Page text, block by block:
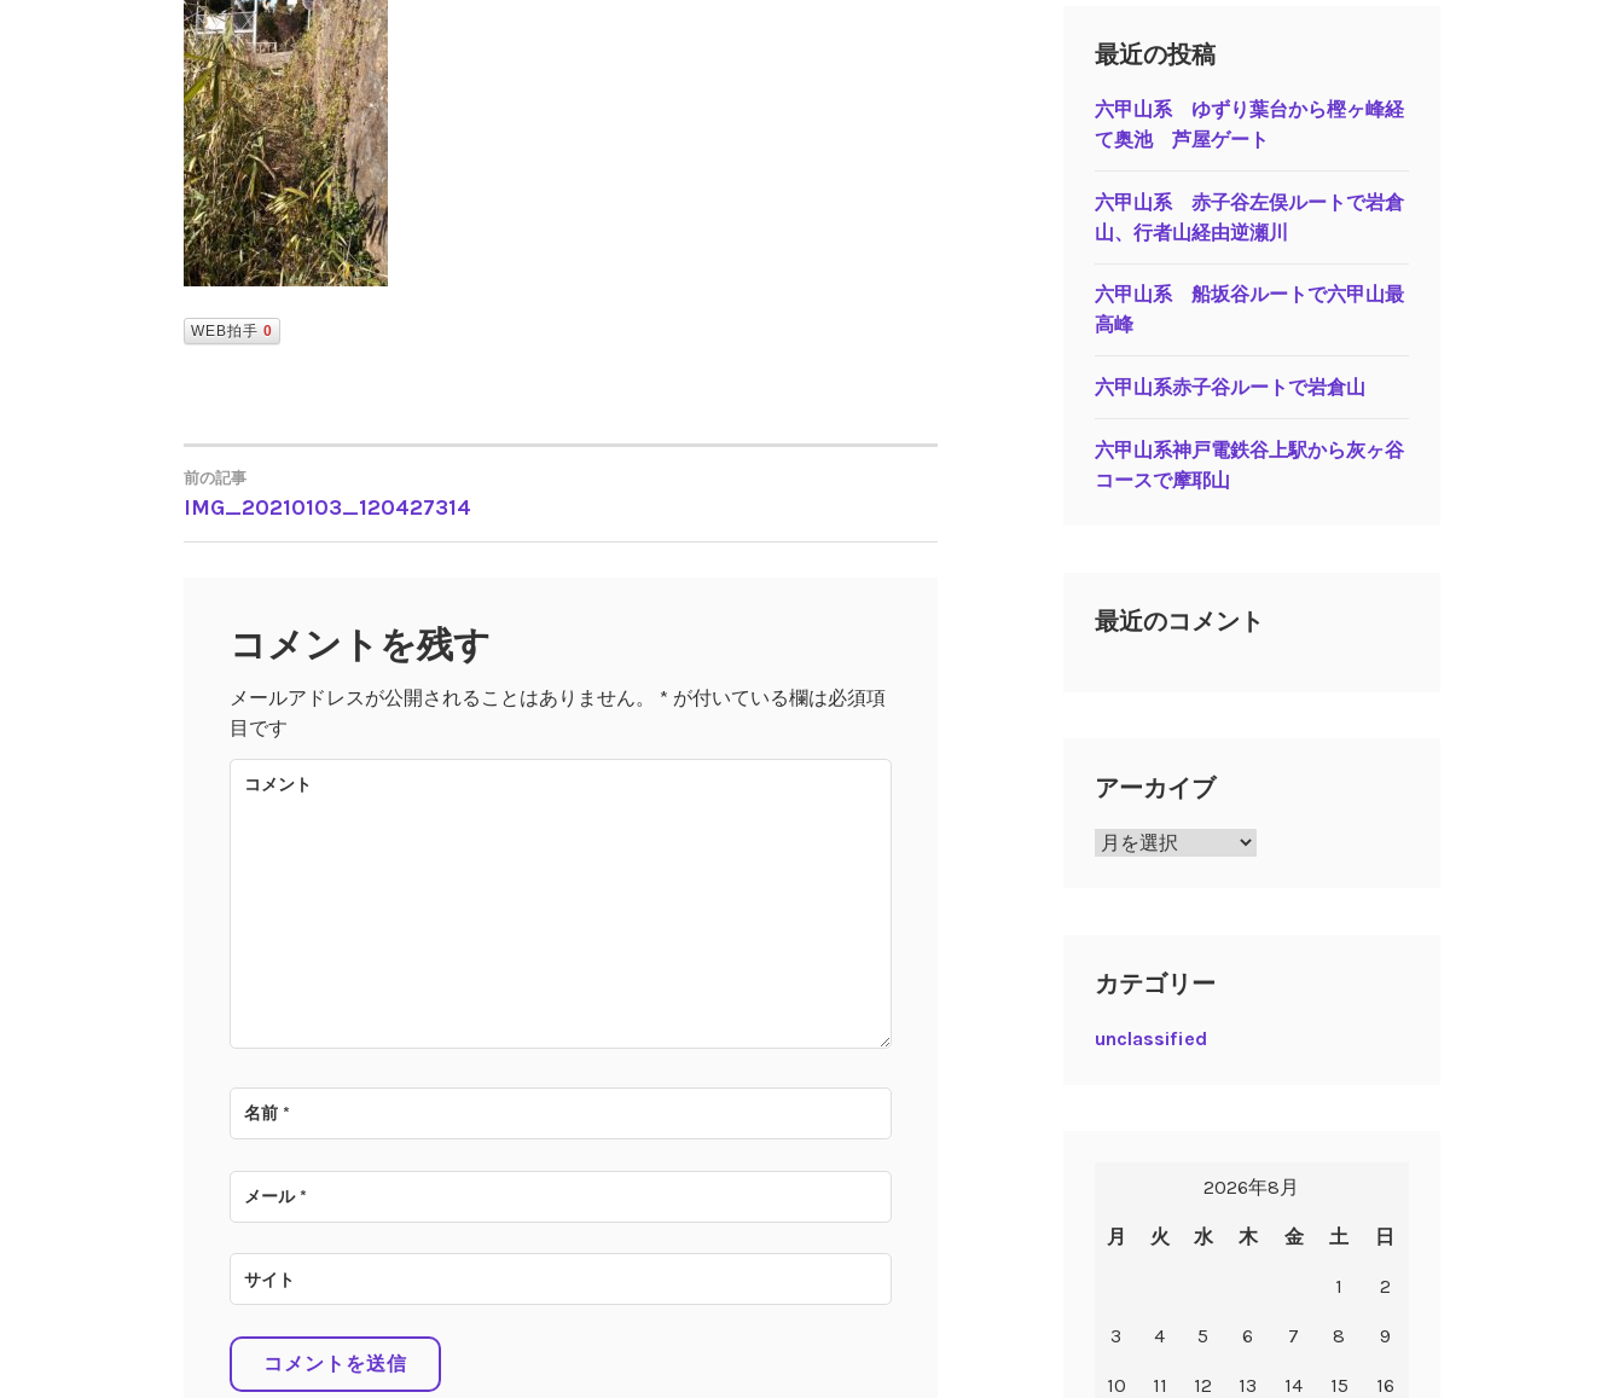
WEB拍手 0
投
前の記事
IMG_20210103_120427314
コメントを残す
メールアドレスが公開されることはありません。 * が付いている欄は必須項
目です
コメント
名前 *
メール*
サイト
最近の投稿
六甲山系 ゆずり葉台から樫ヶ峰経
て奥池 芦屋ゲート
六甲山系 赤子谷左俣ルートで岩倉
山、行者山経由逆瀬川
六甲山系 船坂谷ルートで六甲山最
高峰
六甲山系赤子谷ルートで岩倉山
六甲山系神戸電鉄谷上駅から灰ヶ谷
コースで摩耶山
最近のコメント
アーカイブ
ア
カテゴリー
unclassified
2026年8月
月 火 水 木 金 土 日
1 2
3 4 5 6 7 8 9
10 11 12 13 14 15 16